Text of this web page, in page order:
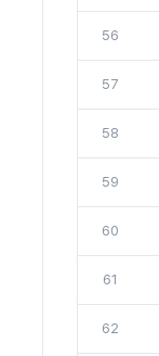
56
57
58
59
60
61
62